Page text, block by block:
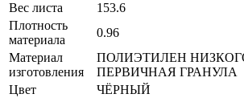
Вес листа
153.6
Плотность
материала
0.96
Материал
изготовления
ПОЛИЭТИЛЕН
ПЕРВИЧНАЯ ГРАНУЛА
Цвет
ЧЁРНЫЙ